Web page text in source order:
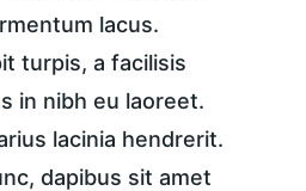
lacus.
turpis, a facilisis
in nibh eu laoreet.
lacinia hendrerit.
dapibus sit amet